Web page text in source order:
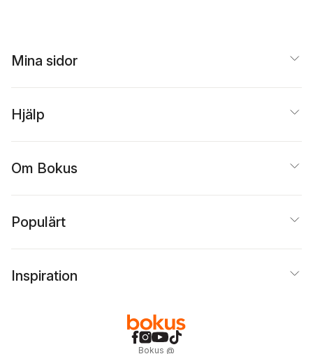
Mina sidor
Hjälp
Om Bokus
Populärt
Inspiration
Bokus @